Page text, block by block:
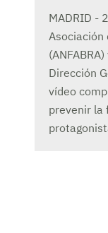
MADRID -
Asociación
Dirección
vídeo
prevenir la